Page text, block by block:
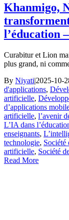
Khanmigo,
l’éducation
Curabitur et Lion
plus grand, ni
By Niyati|2025-10-
d'applications,
artificielle,
d’applications
artificielle, l’avenir
L’IA dans
enseignants,
technologie, Société
artificielle, Société
Read More